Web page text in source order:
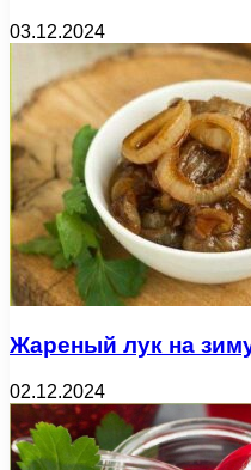
03.12.2024
Жареный лук на
02.12.2024